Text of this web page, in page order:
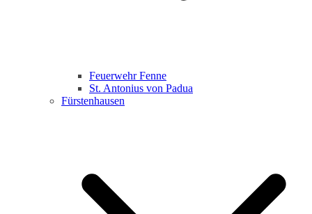
Feuerwehr Fenne
St. Antonius von Padua
Fürstenhausen